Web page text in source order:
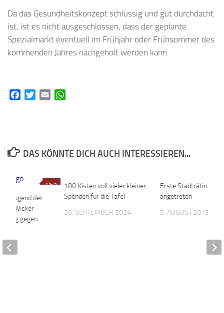
Da das Gesundheitskonzept schlüssig und gut durchdacht
ist, ist es nicht ausgeschlossen, dass der geplante
Spezialmarkt eventuell im Frühjahr oder Frühsommer des
kommenden Jahres nachgeholt werden kann.
FacebookTwitterEmail
DAS KÖNNTE DICH AUCH INTERESSIEREN...
180 Kisten voll vieler kleiner
Spenden für die Tafel
26. SEPTEMBER 2024
Erste Stadträtin hat
angetreten
5. AUGUST 2019
0
Jugend der
Wicker
gegen